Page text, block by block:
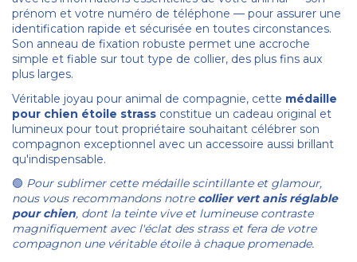
prénom et votre numéro de téléphone — pour assurer une
identification rapide et sécurisée en toutes circonstances.
Son anneau de fixation robuste permet une accroche
simple et fiable sur tout type de collier, des plus fins aux
plus larges.
Véritable joyau pour animal de compagnie, cette médaille
pour chien étoile strass constitue un cadeau original et
lumineux pour tout propriétaire souhaitant célébrer son
compagnon exceptionnel avec un accessoire aussi brillant
qu'indispensable.
🟢 Pour sublimer cette médaille scintillante et glamour,
nous vous recommandons notre collier vert anis réglable
pour chien, dont la teinte vive et lumineuse contraste
magnifiquement avec l'éclat des strass et fera de votre
compagnon une véritable étoile à chaque promenade.